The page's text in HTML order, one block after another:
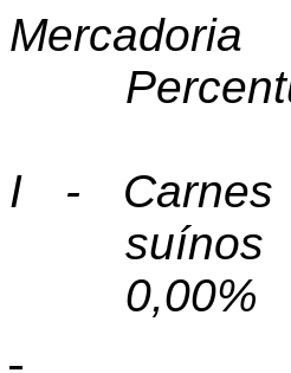
Mercadoria
I - Carnes
suínos
0,00%